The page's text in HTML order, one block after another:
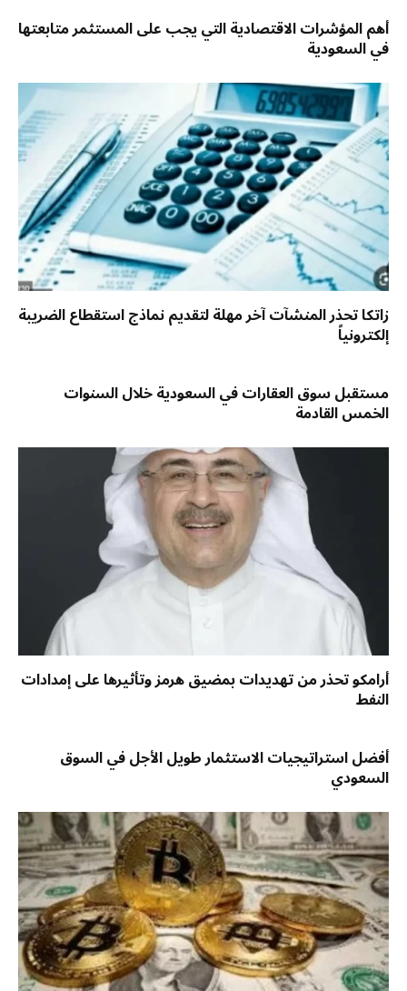
أهم المؤشرات الاقتصادية التي يجب على المستثمر متابعتها
في السعودية
زاتكا تحذر المنشآت آخر مهلة لتقديم نماذج استقطاع الضريبة
إلكترونياً
مستقبل سوق العقارات في السعودية خلال السنوات
الخمس القادمة
أرامكو تحذر من تهديدات بمضيق هرمز وتأثيرها على إمدادات
النفط
أفضل استراتيجيات الاستثمار طويل الأجل في السوق
السعودي